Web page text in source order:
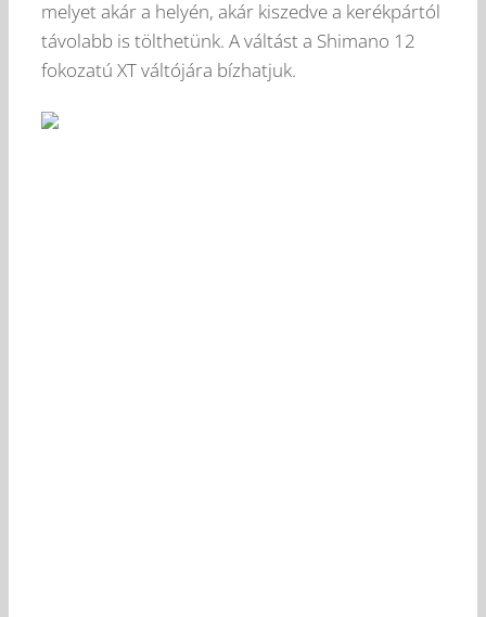
melyet akár a helyén, akár kiszedve a kerékpártól
távolabb is tölthetünk. A váltást a Shimano 12
fokozatú XT váltójára bízhatjuk.